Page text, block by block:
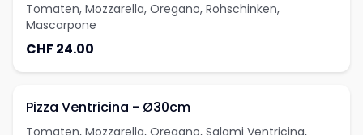
Tomaten, Mozzarella, Oregano, Rohschinken,
Mascarpone
CHF 24.00
Pizza Ventricina - Ø30cm
Tomaten, Mozzarella, Oregano, Salami Ventricina,